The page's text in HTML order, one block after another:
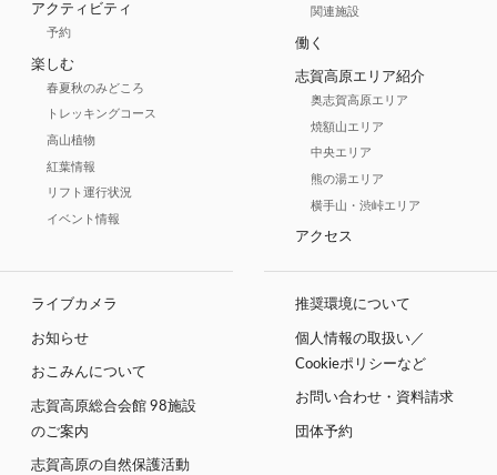
アクティビティ
予約
楽しむ
春夏秋のみどころ
トレッキングコース
高山植物
紅葉情報
リフト運行状況
イベント情報
関連施設
働く
志賀高原エリア紹介
奥志賀高原エリア
焼額山エリア
中央エリア
熊の湯エリア
横手山・渋峠エリア
アクセス
ライブカメラ
お知らせ
おこみんについて
志賀高原総合会館 98施設
のご案内
志賀高原の自然保護活動
推奨環境について
個人情報の取扱い／
Cookieポリシーなど
お問い合わせ・資料請求
団体予約